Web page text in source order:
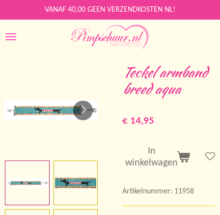
direct
naar
VANAF 40,00 GEEN VERZENDKOSTEN NL!
Teckel armband
breed aqua
€ 14,95
In
winkelwagen
Artikelnummer: 11958